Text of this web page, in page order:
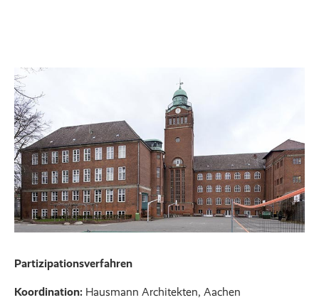
Partizipationsverfahren
Koordination: Hausmann Architekten, Aachen